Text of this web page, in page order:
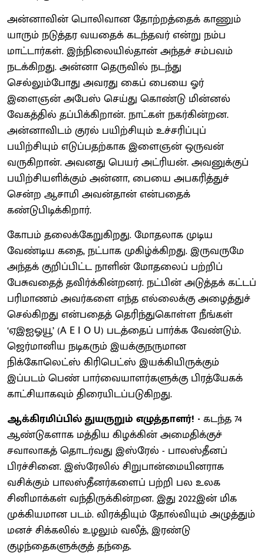
அன்னாவின் பொலிவான தோற்றத்தைக் காணும்
யாரும் நடுத்தர வயதைக் கடந்தவர் என்று நம்ப
மாட்டார்கள். இந்நிலையில்தான் அந்தச் சம்பவம்
நடக்கிறது. அன்னா தெருவில் நடந்து
செல்லும்போது அவரது கைப் பையை ஓர்
இளைஞன் அபேஸ் செய்து கொண்டு மின்னல்
வேகத்தில் தப்பிக்கிறான். நாட்கள் நகர்கின்றன.
அன்னாவிடம் குரல் பயிற்சியும் உச்சரிப்புப்
பயிற்சியும் எடுப்பதற்காக இளைஞன் ஒருவன்
வருகிறான். அவனது பெயர் அட்ரியன். அவனுக்குப்
பயிற்சியளிக்கும் அன்னா, பையை அபகரித்துச்
சென்ற ஆசாமி அவன்தான் என்பதைக்
கண்டுபிடிக்கிறார்.
கோபம் தலைக்கேறுகிறது. மோதலாக முடிய
வேண்டிய கதை, நட்பாக முகிழ்க்கிறது. இருவருமே
அந்தக் குறிப்பிட்ட நாளின் மோதலைப் பற்றிப்
பேசுவதைத் தவிர்க்கின்றனர். நட்பின் அடுத்தக் கட்டப்
பரிமாணம் அவர்களை எந்த எல்லைக்கு அழைத்துச்
செல்கிறது என்பதைத் தெரிந்துகொள்ள நீங்கள்
‘ஏஇஐஓயூ’ (A E I O U) படத்தைப் பார்க்க வேண்டும்.
ஜெர்மானிய நடிகரும் இயக்குநருமான
நிக்கோலெட்ஸ் கிரிபெட்ஸ் இயக்கியிருக்கும்
இப்படம் பெண் பார்வையாளர்களுக்கு பிரத்யேகக்
காட்சியாகவும் திரையிடப்படுகிறது.
ஆக்கிரமிப்பில் துயருறும் எழுத்தாளர்! - கடந்த 74
ஆண்டுகளாக மத்திய கிழக்கின் அமைதிக்குச்
சவாலாகத் தொடர்வது இஸ்ரேல் - பாலஸ்தீனப்
பிரச்சினை. இஸ்ரேலில் சிறுபான்மையினராக
வசிக்கும் பாலஸ்தீனர்களைப் பற்றி பல உலக
சினிமாக்கள் வந்திருக்கின்றன. இது 2022இன் மிக
முக்கியமான படம். விரக்தியும் தோல்வியும் அழுத்தும்
மனச் சிக்கலில் உழலும் வலீத், இரண்டு
குழந்தைகளுக்குத் தந்தை.